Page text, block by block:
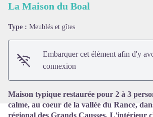
La Maison du Boal
Type : Meublés et gîtes
Embarquer cet élément afin d'y
connexion
Maison typique restaurée pour 2 à 3
calme, au coeur de la vallée du Rance,